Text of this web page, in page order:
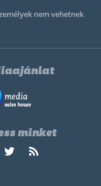
nem vehetnek
minket